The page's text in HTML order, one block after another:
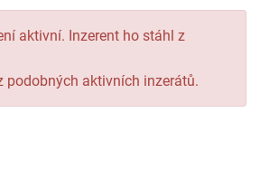
aktivní. Inzerent ho stáhl z
podobných aktivních inzerátů.